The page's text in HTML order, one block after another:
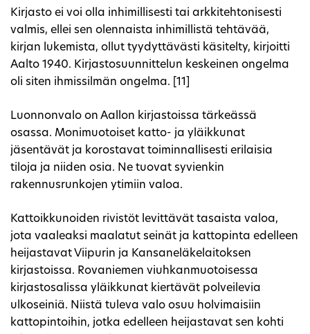
Kirjasto ei voi olla inhimillisesti tai arkkitehtonisesti
valmis, ellei sen olennaista inhimillistä tehtävää,
kirjan lukemista, ollut tyydyttävästi käsitelty, kirjoitti
Aalto 1940. Kirjastosuunnittelun keskeinen ongelma
oli siten ihmissilmän ongelma. [11]
Luonnonvalo on Aallon kirjastoissa tärkeässä
osassa. Monimuotoiset katto- ja yläikkunat
jäsentävät ja korostavat toiminnallisesti erilaisia
tiloja ja niiden osia. Ne tuovat syvienkin
rakennusrunkojen ytimiin valoa.
Kattoikkunoiden rivistöt levittävät tasaista valoa,
jota vaaleaksi maalatut seinät ja kattopinta edelleen
heijastavat Viipurin ja Kansaneläkelaitoksen
kirjastoissa. Rovaniemen viuhkanmuotoisessa
kirjastosalissa yläikkunat kiertävät polveilevia
ulkoseiniä. Niistä tuleva valo osuu holvimaisiin
kattopintoihin, jotka edelleen heijastavat sen kohti